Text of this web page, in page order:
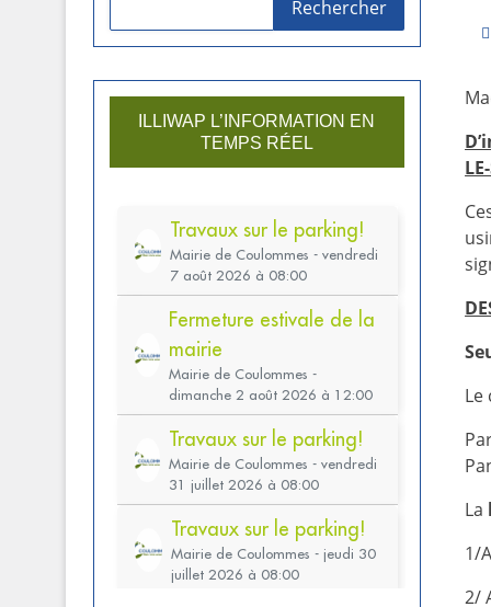
Le
La
1/
2/
Rechercher
ILLIWAP L’INFORMATION EN
TEMPS RÉEL